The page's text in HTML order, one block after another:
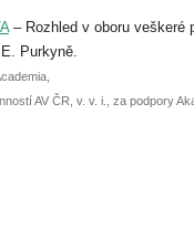
přednášky nebo
– Rozhled v oboru veškeré
Purkyně.
AV ČR, v. v. i., za podpory